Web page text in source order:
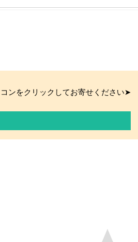
ンをクリックしてお寄せください➤